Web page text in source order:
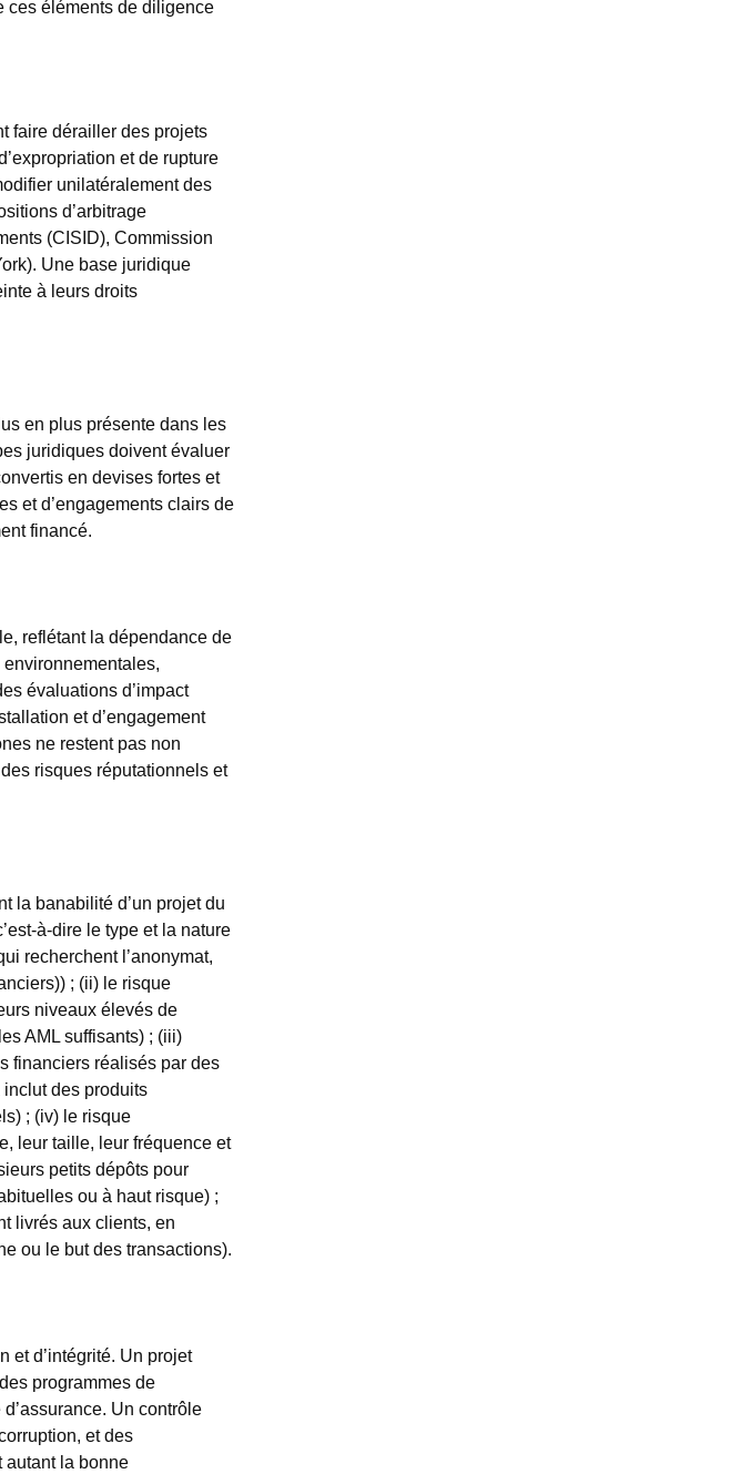
ces éléments de diligence
faire dérailler des projets
et de rupture
unilatéralement des
d’arbitrage
(CISID), Commission
Une base juridique
à leurs droits
en plus présente dans les
juridiques doivent évaluer
en devises fortes et
et d’engagements clairs de
financé.
reflétant la dépendance de
environnementales,
évaluations d’impact
et d’engagement
ne restent pas non
risques réputationnels et
la banabilité d’un projet du
à-dire le type et la nature
recherchent l’anonymat,
; (ii) le risque
niveaux élevés de
AML suffisants) ; (iii)
financiers réalisés par des
des produits
; (iv) le risque
leur taille, leur fréquence et
petits dépôts pour
ou à haut risque) ;
livrés aux clients, en
ou le but des transactions).
et d’intégrité. Un projet
programmes de
Un contrôle
et des
autant la bonne